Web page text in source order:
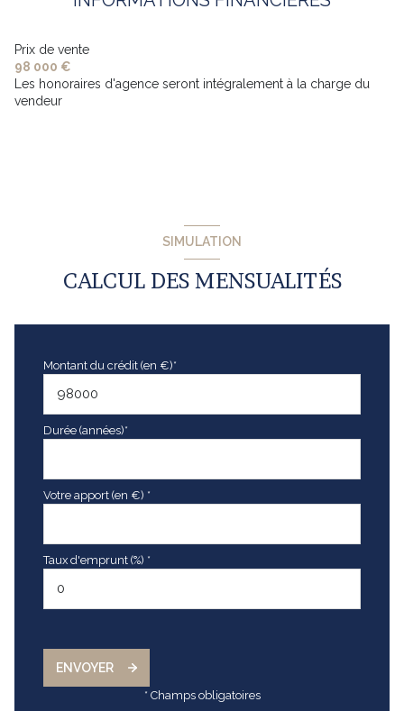
Prix de vente
98 000 €
Les honoraires d'agence seront intégralement à la charge du
vendeur
SIMULATION
CALCUL DES MENSUALITÉS
Montant du crédit (en €)*
Durée (années)*
Votre apport (en €) *
Taux d'emprunt (%) *
ENVOYER
* Champs obligatoires